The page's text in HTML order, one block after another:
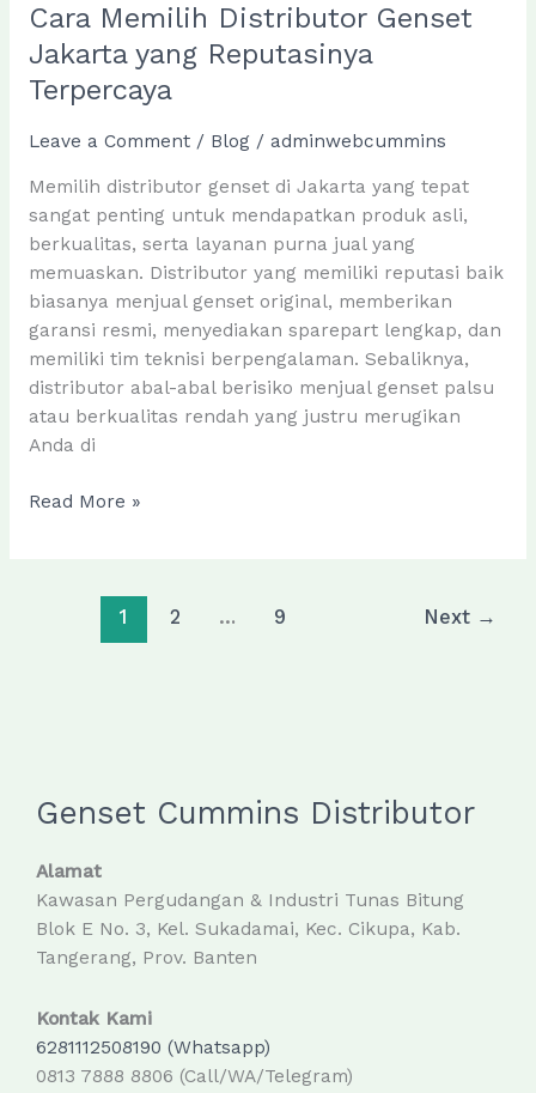
Cara Memilih Distributor Genset
Jakarta yang Reputasinya
Terpercaya
Leave a Comment / Blog/ adminwebcummins
Memilih distributor genset di Jakarta yang tepat
sangat penting untuk mendapatkan produk asli,
berkualitas, serta layanan purna jual yang
memuaskan. Distributor yang memiliki reputasi baik
biasanya menjual genset original, memberikan
garansi resmi, menyediakan sparepart lengkap, dan
memiliki tim teknisi berpengalaman. Sebaliknya,
distributor abal-abal berisiko menjual genset palsu
atau berkualitas rendah yang justru merugikan
Anda di
Cara
Read More »
1 2 … 9 Next →
Genset Cummins Distributor
Alamat
Kawasan Pergudangan & Industri Tunas Bitung
Blok E No. 3, Kel. Sukadamai, Kec. Cikupa, Kab.
Tangerang, Prov. Banten
Kontak Kami
6281112508190 (Whatsapp)
0813 7888 8806 (Call/WA/Telegram)